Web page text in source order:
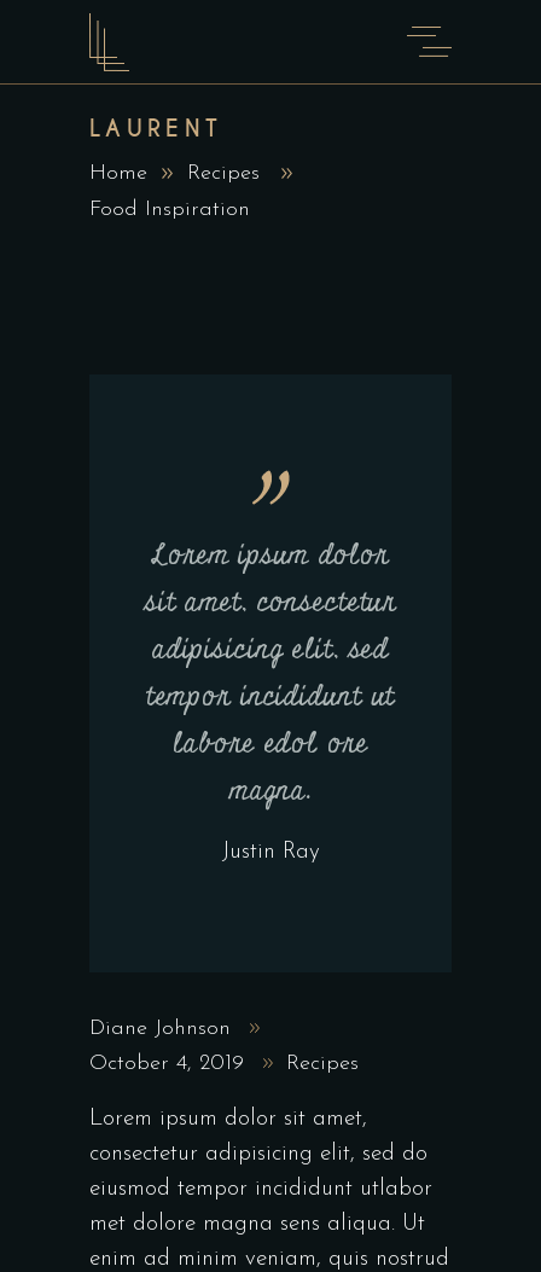
LAURENT
Home
Recipes
Food Inspiration
Lorem ipsum dolor
sit amet, consectetur
adipisicing elit, sed
tempor incididunt ut
labore edol ore
magna.
Justin Ray
Diane Johnson
October 4, 2019
Recipes
Lorem ipsum dolor sit amet,
consectetur adipisicing elit, sed do
eiusmod tempor incididunt utlabor
met dolore magna sens aliqua. Ut
enim ad minim veniam, quis nostrud